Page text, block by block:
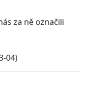
za ně označili
04)